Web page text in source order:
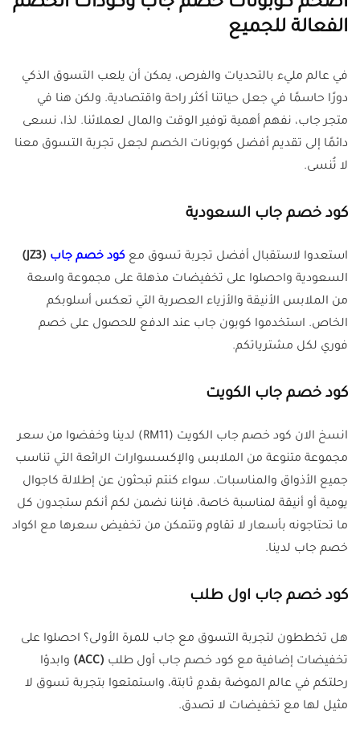
الفعالة للجميع
في عالم مليء بالتحديات والفرص، يمكن أن يلعب التسوق الذكي
دورًا حاسمًا في جعل حياتنا أكثر راحة واقتصادية. ولكن هنا في
متجر جاب، نفهم أهمية توفير الوقت والمال لعملائنا. لذا، نسعى
دائمًا إلى تقديم أفضل كوبونات الخصم لجعل تجربة التسوق معنا
لا تُنسى.
كود خصم جاب السعودية
استعدوا لاستقبال أفضل تجربة تسوق مع كود خصم جاب (JZ3)
السعودية واحصلوا على تخفيضات مذهلة على مجموعة واسعة
من الملابس الأنيقة والأزياء العصرية التي تعكس أسلوبكم
الخاص. استخدموا كوبون جاب عند الدفع للحصول على خصم
فوري لكل مشترياتكم.
كود خصم جاب الكويت
انسخ الان كود خصم جاب الكويت (RM11) لدينا وخفضوا من سعر
مجموعة متنوعة من الملابس والإكسسوارات الرائعة التي تناسب
جميع الأذواق والمناسبات. سواء كنتم تبحثون عن إطلالة كاجوال
يومية أو أنيقة لمناسبة خاصة، فإننا نضمن لكم أنكم ستجدون كل
ما تحتاجونه بأسعار لا تقاوم وتتمكن من تخفيض سعرها مع اكواد
خصم جاب لدينا.
كود خصم جاب اول طلب
هل تخططون لتجربة التسوق مع جاب للمرة الأولى؟ احصلوا على
تخفيضات إضافية مع كود خصم جاب أول طلب (ACC)
وابدؤا
رحلتكم في عالم الموضة بقدمٍ ثابتة، واستمتعوا بتجربة تسوق لا
مثيل لها مع تخفيضات لا تصدق.